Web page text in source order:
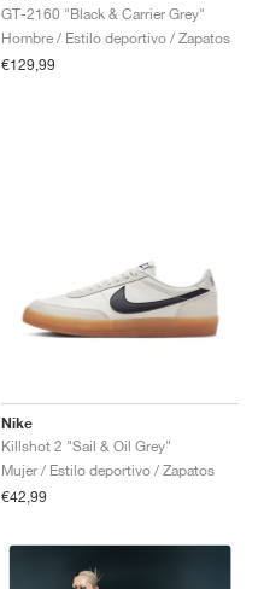
GT-2160 "Black & Carrier Grey"
Hombre / Estilo deportivo / Zapatos
€129,99
Nike
Killshot 2 "Sail & Oil Grey"
Mujer / Estilo deportivo / Zapatos
€42,99